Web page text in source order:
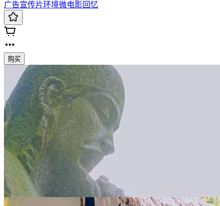
广告宣传片环境微电影回忆
购买